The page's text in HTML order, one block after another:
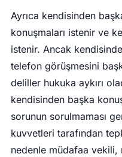
Ayrıca kendisinden
konuşmaları istenir ve
istenir. Ancak
telefon görüşmesini
deliller hukuka aykırı
kendisinden başka
sorunun sorulmaması
kuvvetleri tarafından
nedenle müdafaa vekili,